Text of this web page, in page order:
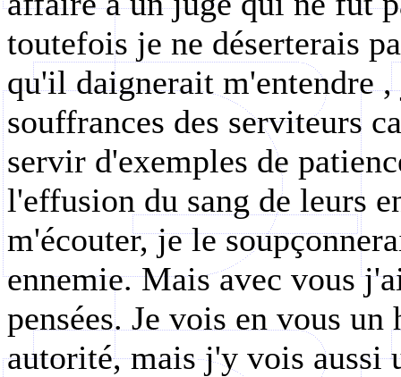
toutefois je ne déserterais
qu'il daignerait m'entendre ,
souffrances des serviteurs
servir d'exemples de
l'effusion du sang de leurs
m'écouter, je le
ennemie. Mais avec vous
pensées. Je vois en vous
autorité, mais j'y vois aussi